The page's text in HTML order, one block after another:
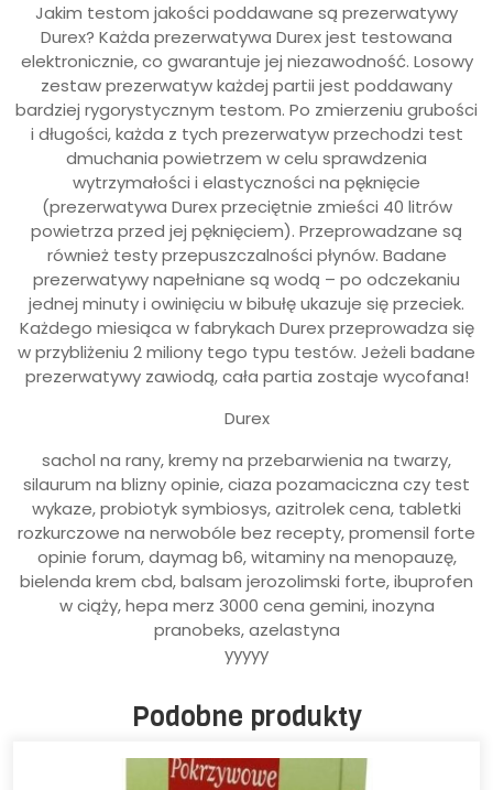
Jakim testom jakości poddawane są prezerwatywy
Durex? Każda prezerwatywa Durex jest testowana
elektronicznie, co gwarantuje jej niezawodność. Losowy
zestaw prezerwatyw każdej partii jest poddawany
bardziej rygorystycznym testom. Po zmierzeniu grubości
i długości, każda z tych prezerwatyw przechodzi test
dmuchania powietrzem w celu sprawdzenia
wytrzymałości i elastyczności na pęknięcie
(prezerwatywa Durex przeciętnie zmieści 40 litrów
powietrza przed jej pęknięciem). Przeprowadzane są
również testy przepuszczalności płynów. Badane
prezerwatywy napełniane są wodą – po odczekaniu
jednej minuty i owinięciu w bibułę ukazuje się przeciek.
Każdego miesiąca w fabrykach Durex przeprowadza się
w przybliżeniu 2 miliony tego typu testów. Jeżeli badane
prezerwatywy zawiodą, cała partia zostaje wycofana!
Durex
sachol na rany, kremy na przebarwienia na twarzy,
silaurum na blizny opinie, ciaza pozamaciczna czy test
wykaze, probiotyk symbiosys, azitrolek cena, tabletki
rozkurczowe na nerwobóle bez recepty, promensil forte
opinie forum, daymag b6, witaminy na menopauzę,
bielenda krem cbd, balsam jerozolimski forte, ibuprofen
w ciąży, hepa merz 3000 cena gemini, inozyna
pranobeks, azelastyna
yyyyy
Podobne produkty